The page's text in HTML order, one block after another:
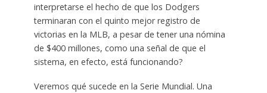
interpretarse el hecho de que los Dodgers
terminaran con el quinto mejor registro de
victorias en la MLB, a pesar de tener una nómina
de $400 millones, como una señal de que el
sistema, en efecto, está funcionando?
Veremos qué sucede en la Serie Mundial. Una